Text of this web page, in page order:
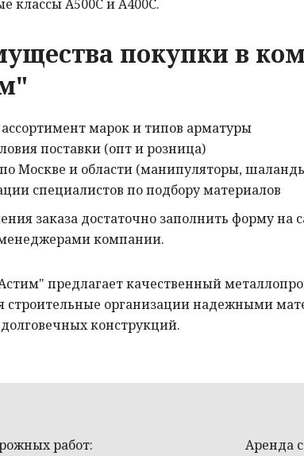
классы А500С и А400С.
покупки в
марок и типов арматуры
поставки (опт и розница)
Москве и области (манипуляторы,
специалистов по подбору материалов
заказа достаточно заполнить форму на
менеджерами компании.
предлагает качественный
строительные организации надежными
конструкций.
работ:
Аренда